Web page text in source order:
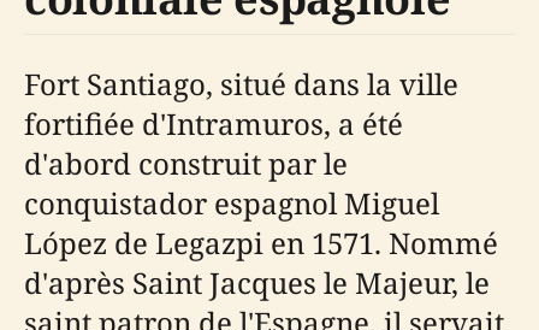
Fort Santiago, situé dans la ville
fortifiée d'Intramuros, a été
d'abord construit par le
conquistador espagnol Miguel
López de Legazpi en 1571. Nommé
d'après Saint Jacques le Majeur, le